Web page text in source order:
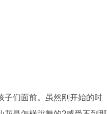
们面前。虽然刚开始的时